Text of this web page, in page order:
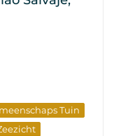
Tuin